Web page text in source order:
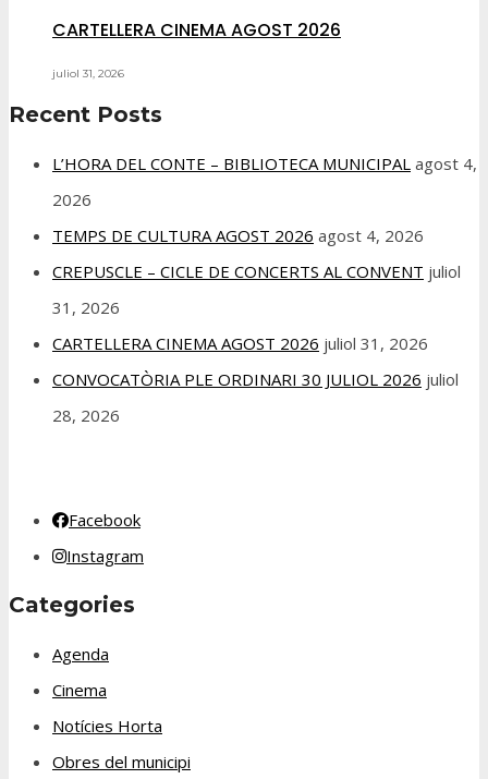
CARTELLERA CINEMA AGOST 2026
juliol 31, 2026
Recent Posts
L’HORA DEL CONTE – BIBLIOTECA MUNICIPAL agost 4,
2026
TEMPS DE CULTURA AGOST 2026 agost 4, 2026
CREPUSCLE – CICLE DE CONCERTS AL CONVENT juliol
31, 2026
CARTELLERA CINEMA AGOST 2026 juliol 31, 2026
CONVOCATÒRIA PLE ORDINARI 30 JULIOL 2026 juliol
28, 2026
Facebook
Instagram
Categories
Agenda
Cinema
Notícies Horta
Obres del municipi